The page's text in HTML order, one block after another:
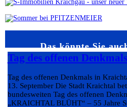
Das könnte Sie
Tag des offenen
Tag des offenen Denkmals in
13. September Die Stadt Kraichtal
bundesweiten Tag des offenen
„KRAICHTAL BLÜHT“ – 55 Jahre